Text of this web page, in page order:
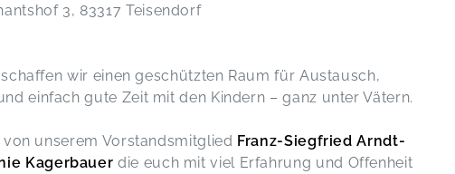
3, 83317 Teisendorf
wir einen geschützten Raum für Austausch,
einfach gute Zeit mit den Kindern – ganz unter Vätern.
unserem Vorstandsmitglied Franz-Siegfried Arndt-
Kagerbauer die euch mit viel Erfahrung und Offenheit